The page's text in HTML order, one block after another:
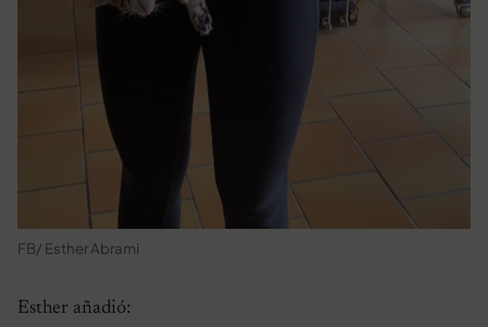
FB/ Esther Abrami
Esther añadió: